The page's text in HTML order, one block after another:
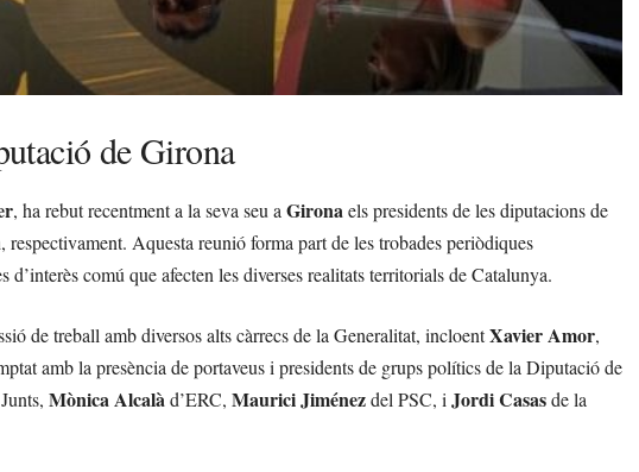
de Girona
, ha rebut recentment a la seva seu a Gironaels presidents de les diputacions de
, respectivament. Aquesta reunió forma part de les trobades periòdiques
comú que afecten les diverses realitats territorials de Catalunya.
de treball amb diversos alts càrrecs de la Generalitat, incloentXavier Amor,
amb la presència de portaveus i presidents de grups polítics de la Diputació de
Mònica Alcalàd’ERC, Maurici Jiménezdel PSC, i Jordi Casasde la